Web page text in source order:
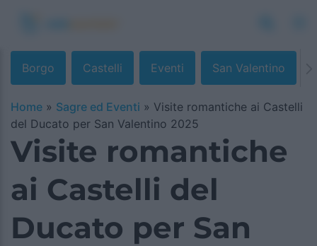
Borgo Castelli Eventi San Valentino
Home » Sagre ed Eventi » Visite romantiche ai Castelli
del Ducato per San Valentino 2025
Visite romantiche
ai Castelli del
Ducato per San